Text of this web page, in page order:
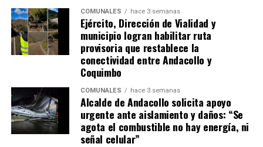
COMUNALES hace 3 semanas
Ejército, Dirección de Vialidad y
municipio logran habilitar ruta
provisoria que restablece la
conectividad entre Andacollo y
Coquimbo
COMUNALES hace 3 semanas
Alcalde de Andacollo solicita apoyo
urgente ante aislamiento y daños: “Se
agota el combustible no hay energía, ni
señal celular”